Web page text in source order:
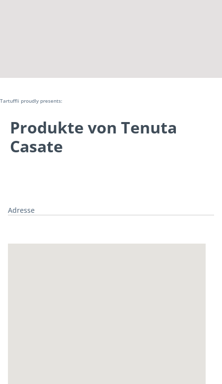
Tartuffli proudly presents:
Produkte von Tenuta
Casate
Adresse